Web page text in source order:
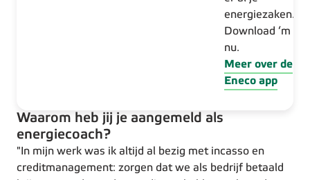
energiezaken.
Download ‘m
nu.
Meer over de
Eneco app
Waarom heb jij je aangemeld als
energiecoach?
"In mijn werk was ik altijd al bezig met incasso en
creditmanagement: zorgen dat we als bedrijf betaald